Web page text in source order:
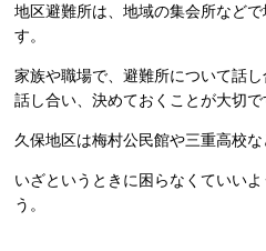
地区避難所は、地域の集会所など
す。
家族や職場で、避難所について話
話し合い、決めておくことが大切で
久保地区は梅村公民館や三重高校な
いざというときに困らなくていい
う。